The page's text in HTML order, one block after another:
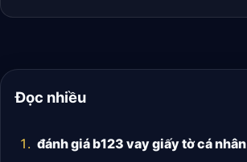
Đọc nhiều
đánh giá b123 vay giấy tờ cá nhân